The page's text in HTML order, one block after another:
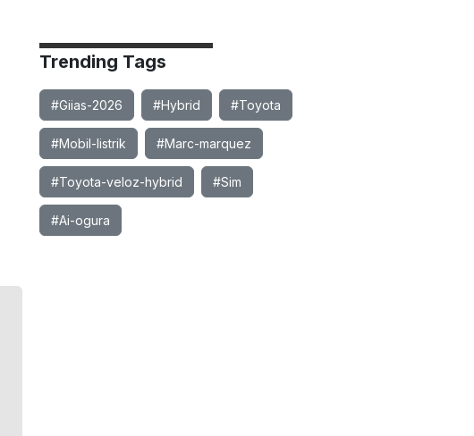
Trending Tags
#Giias-2026 #Hybrid #Toyota
#Mobil-listrik #Marc-marquez
#Toyota-veloz-hybrid #Sim
#Ai-ogura